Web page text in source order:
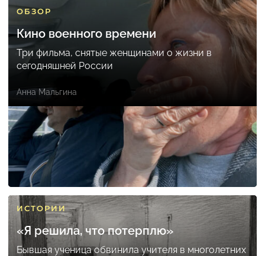
ОБЗОР
Кино военного времени
Три фильма, снятые женщинами о жизни в
сегодняшней России
Анна Мальгина
ИСТОРИИ
«Я решила, что потерплю»
Бывшая ученица обвинила учителя в многолетних